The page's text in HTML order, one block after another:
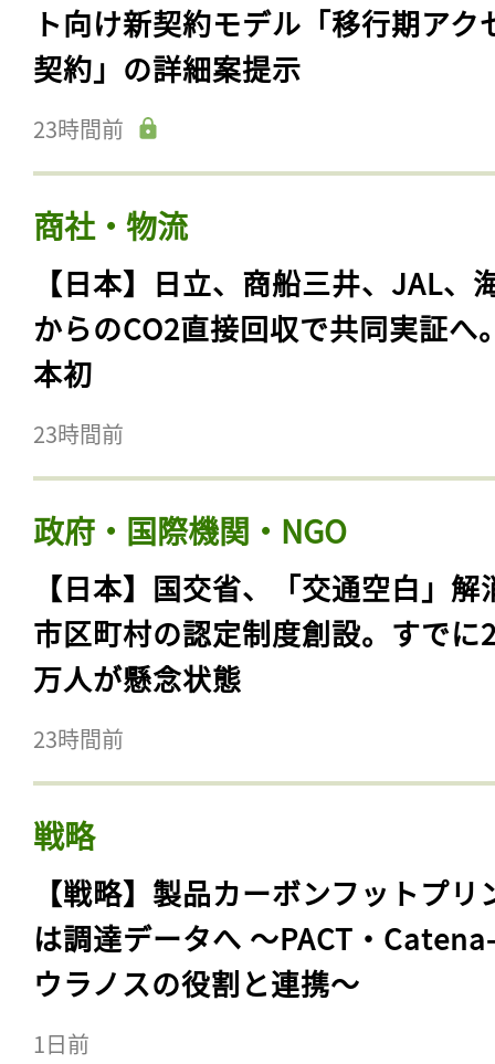
ト向け新契約モデル「移行期アク
契約」の詳細案提示
23時間前
商社・物流
【日本】日立、商船三井、JAL、
からのCO2直接回収で共同実証へ
本初
23時間前
政府・国際機関・NGO
【日本】国交省、「交通空白」解
市区町村の認定制度創設。すでに
万人が懸念状態
23時間前
戦略
【戦略】製品カーボンフットプリ
は調達データへ 〜PACT・
ウラノスの役割と連携〜
1日前